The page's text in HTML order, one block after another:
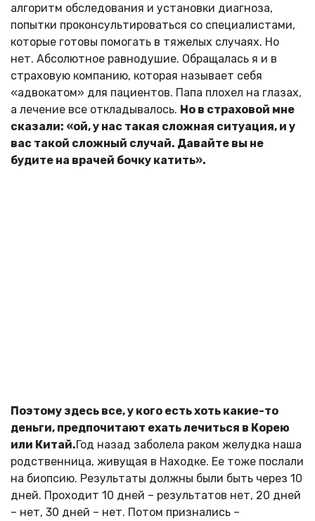
алгоритм обследования и установки диагноза,
попытки проконсультироваться со специалистами,
которые готовы помогать в тяжелых случаях. Но
нет. Абсолютное равнодушие. Обращалась я и в
страховую компанию, которая называет себя
«адвокатом» для пациентов. Папа плохел на глазах,
а лечение все откладывалось. Но в страховой мне
сказали: «ой, у нас такая сложная ситуация, и у
вас такой сложный случай. Давайте вы не
будите на врачей бочку катить».
Поэтому здесь все, у кого есть хоть какие-то
деньги, предпочитают ехать лечиться в Корею
или Китай.Год назад заболела раком желудка наша
родственница, живущая в Находке. Ее тоже послали
на биопсию. Результаты должны были быть через 10
дней. Проходит 10 дней – результатов нет, 20 дней
– нет, 30 дней – нет. Потом признались –